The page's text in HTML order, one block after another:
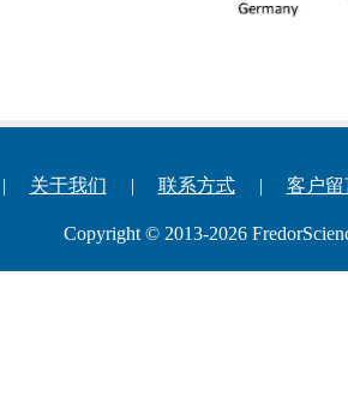
| 关于我们 | 联系方式 | 客户留
Copyright © 2013-2026